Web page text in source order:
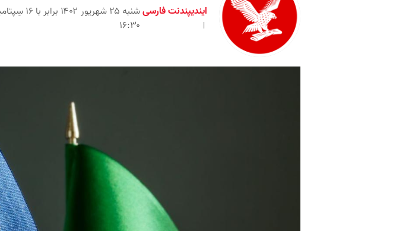
ایندیپندنت فارسی
۱۶:۳۰